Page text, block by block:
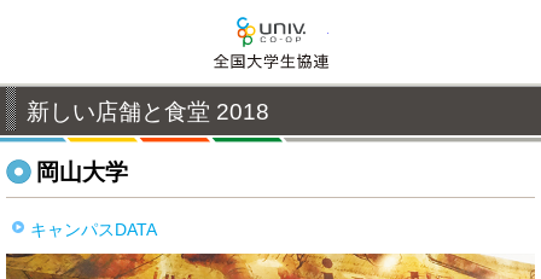
新しい店舗と食堂 2018
岡山大学
キャンパスDATA